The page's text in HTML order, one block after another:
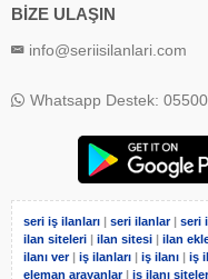
BİZE ULAŞIN
info@seriisilanlari.com
Whatsapp Destek:
seri iş ilanları | seri ilanlar| seri
ilan siteleri | ilan sitesi | ilan
ilanı ver| iş ilanları | iş ilanı | iş
eleman arayanlar| iş ilanı